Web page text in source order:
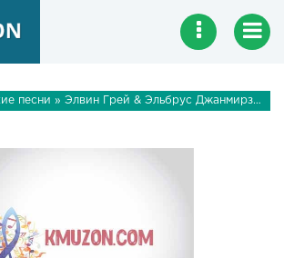
песни » Элвин Грей & Эльбрус Джанмирзоев - Пошел налево